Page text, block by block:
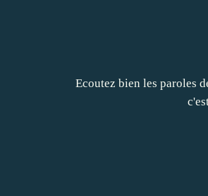
Ecoutez bien les paroles